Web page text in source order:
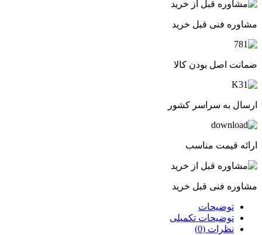
مشاوره فنی قبل خرید
ضمانت اصل بودن کالا
ارسال به سراسر کشور
ارائه قیمت مناسب
مشاوره فنی قبل خرید
توضیحات
توضیحات تکمیلی
نظرات (0)